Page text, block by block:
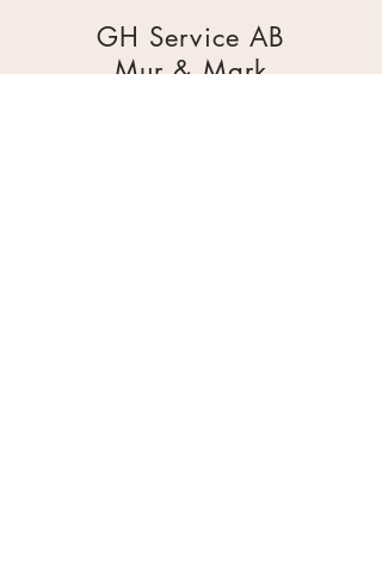
GH Service AB
Mur & Mark